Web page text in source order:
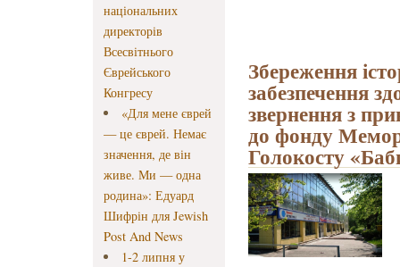
національних
директорів
Всесвітнього
Єврейського
Конгресу
«Для мене єврей
— це єврей. Немає
значення, де він
живе. Ми — одна
родина»: Едуард
Шифрін для Jewish
Post And News
1-2 липня у
Збереження
забезпечення
звернення з
до фонду
Голокосту